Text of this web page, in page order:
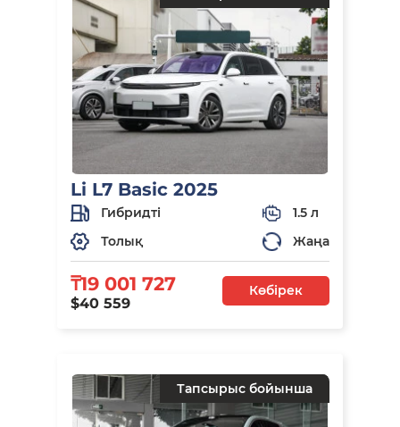
Li L7 Basic 2025
Гибридті
1.5 л
Толық
Жаңа
₸19 001 727
$40 559
Көбірек
Тапсырыс бойынша